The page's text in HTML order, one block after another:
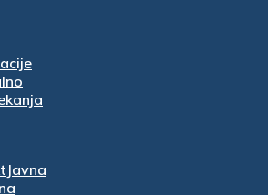
Javna